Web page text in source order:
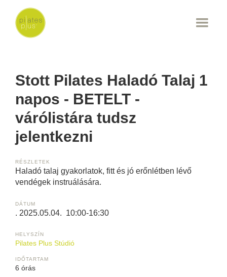
Stott Pilates Haladó Talaj 1
napos - BETELT -
várólistára tudsz
jelentkezni
RÉSZLETEK
Haladó talaj gyakorlatok, fitt és jó erőnlétben lévő
vendégek instruálására.
DÁTUM
. 2025.05.04. 10:00-16:30
HELYSZÍN
Pilates Plus Stúdió
IDŐTARTAM
6 órás